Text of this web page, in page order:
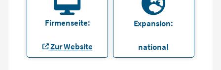
Firmenseite:
Zur Website
Expansion:
national